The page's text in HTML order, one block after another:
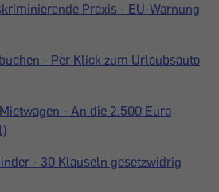
Praxis - EU-Warnung
- Per Klick zum Urlaubsauto
- An die 2.500 Euro
- 30 Klauseln gesetzwidrig